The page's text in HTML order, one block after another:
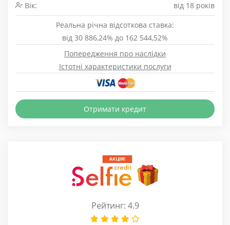
Вік:
від 18 років
Реальна річна відсоткова ставка:
від 30 886,24% до 162 544,52%
Попередження про наслідки
Істотні характеристики послуги
Отримати кредит
Рейтинг: 4.9